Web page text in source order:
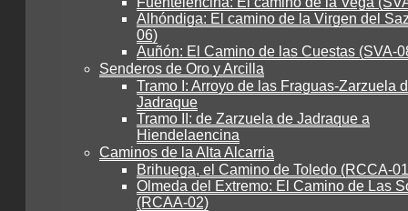
Alhóndiga: El camino de la Virgen del
06)
Auñón: El Camino de las Cuestas (SVA-
Senderos de Oro y Arcilla
Tramo I: Arroyo de las Fraguas-Zarzuela
Jadraque
Tramo II: de Zarzuela de Jadraque a
Hiendelaencina
Caminos de la Alta Alcarria
Brihuega, el Camino de Toledo (RCCA-
Olmeda del Extremo: El Camino de Las
(RCAA-02)